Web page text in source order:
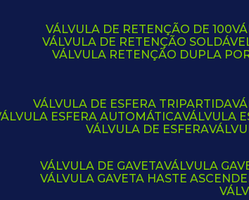
VÁLVULA DE RETENÇÃO DE 100
VÁLVULA DE RETENÇÃO
VÁLVULA RETENÇÃO DUPLA
VÁLVULA DE ESFERA TRIPARTIDA
VÁLVULA ESFERA AUTOMÁTICA VÁLVULA
VÁLVULA DE ESFERA
VÁLVULA DE GAVETA VÁLVULA
VÁLVULA GAVETA HASTE